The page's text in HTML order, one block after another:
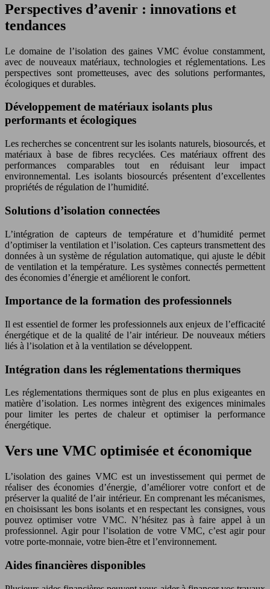
Perspectives d’avenir : innovations et
tendances
Le domaine de l’isolation des gaines VMC évolue constamment,
avec de nouveaux matériaux, technologies et réglementations. Les
perspectives sont prometteuses, avec des solutions performantes,
écologiques et durables.
Développement de matériaux isolants plus
performants et écologiques
Les recherches se concentrent sur les isolants naturels, biosourcés, et
matériaux à base de fibres recyclées. Ces matériaux offrent des
performances comparables tout en réduisant leur impact
environnemental. Les isolants biosourcés présentent d’excellentes
propriétés de régulation de l’humidité.
Solutions d’isolation connectées
L’intégration de capteurs de température et d’humidité permet
d’optimiser la ventilation et l’isolation. Ces capteurs transmettent des
données à un système de régulation automatique, qui ajuste le débit
de ventilation et la température. Les systèmes connectés permettent
des économies d’énergie et améliorent le confort.
Importance de la formation des professionnels
Il est essentiel de former les professionnels aux enjeux de l’efficacité
énergétique et de la qualité de l’air intérieur. De nouveaux métiers
liés à l’isolation et à la ventilation se développent.
Intégration dans les réglementations thermiques
Les réglementations thermiques sont de plus en plus exigeantes en
matière d’isolation. Les normes intègrent des exigences minimales
pour limiter les pertes de chaleur et optimiser la performance
énergétique.
Vers une VMC optimisée et économique
L’isolation des gaines VMC est un investissement qui permet de
réaliser des économies d’énergie, d’améliorer votre confort et de
préserver la qualité de l’air intérieur. En comprenant les mécanismes,
en choisissant les bons isolants et en respectant les consignes, vous
pouvez optimiser votre VMC. N’hésitez pas à faire appel à un
professionnel. Agir pour l’isolation de votre VMC, c’est agir pour
votre porte-monnaie, votre bien-être et l’environnement.
Aides financières disponibles